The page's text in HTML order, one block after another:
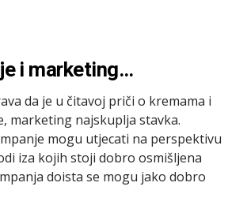
i marketing…
da je u čitavoj priči o kremama i
marketing najskuplja stavka.
mogu utjecati na perspektivu
iza kojih stoji dobro osmišljena
doista se mogu jako dobro